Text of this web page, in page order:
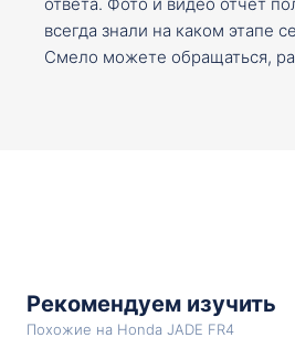
всегда знали на каком этапе
Смело можете обращаться,
Рекомендуем изучить
Похожие на Honda JADE FR4